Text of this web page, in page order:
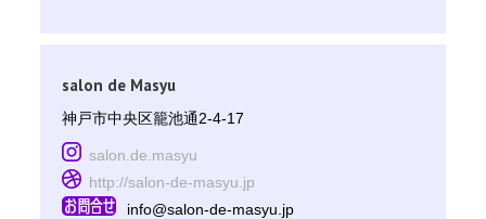
salon de Masyu
神戸市中央区籠池通2-4-17
salon.de.masyu
http://salon-de-masyu.jp
info@salon-de-masyu.jp